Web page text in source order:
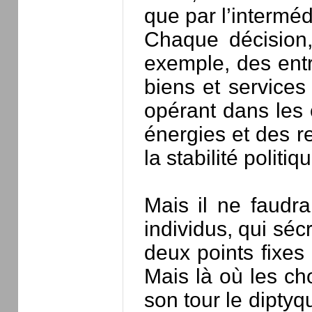
que par
Chaque
exemple, des
biens et
opérant dans les
énergies et des
la stabilité
Mais il ne
individus, qui
deux points
Mais là où les
son tour le